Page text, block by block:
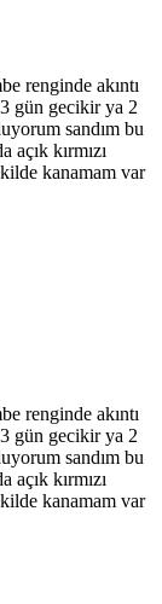
renginde akıntı
gün gecikir ya 2
sandım bu
kırmızı
kanamam var
renginde akıntı
gün gecikir ya 2
sandım bu
kırmızı
kanamam var